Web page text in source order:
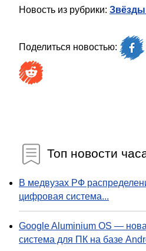
Новость из рубрики:
Поделиться новостью:
Топ новости
В медвузах РФ
цифровая система...
Google Aluminium OS —
система для ПК на базе